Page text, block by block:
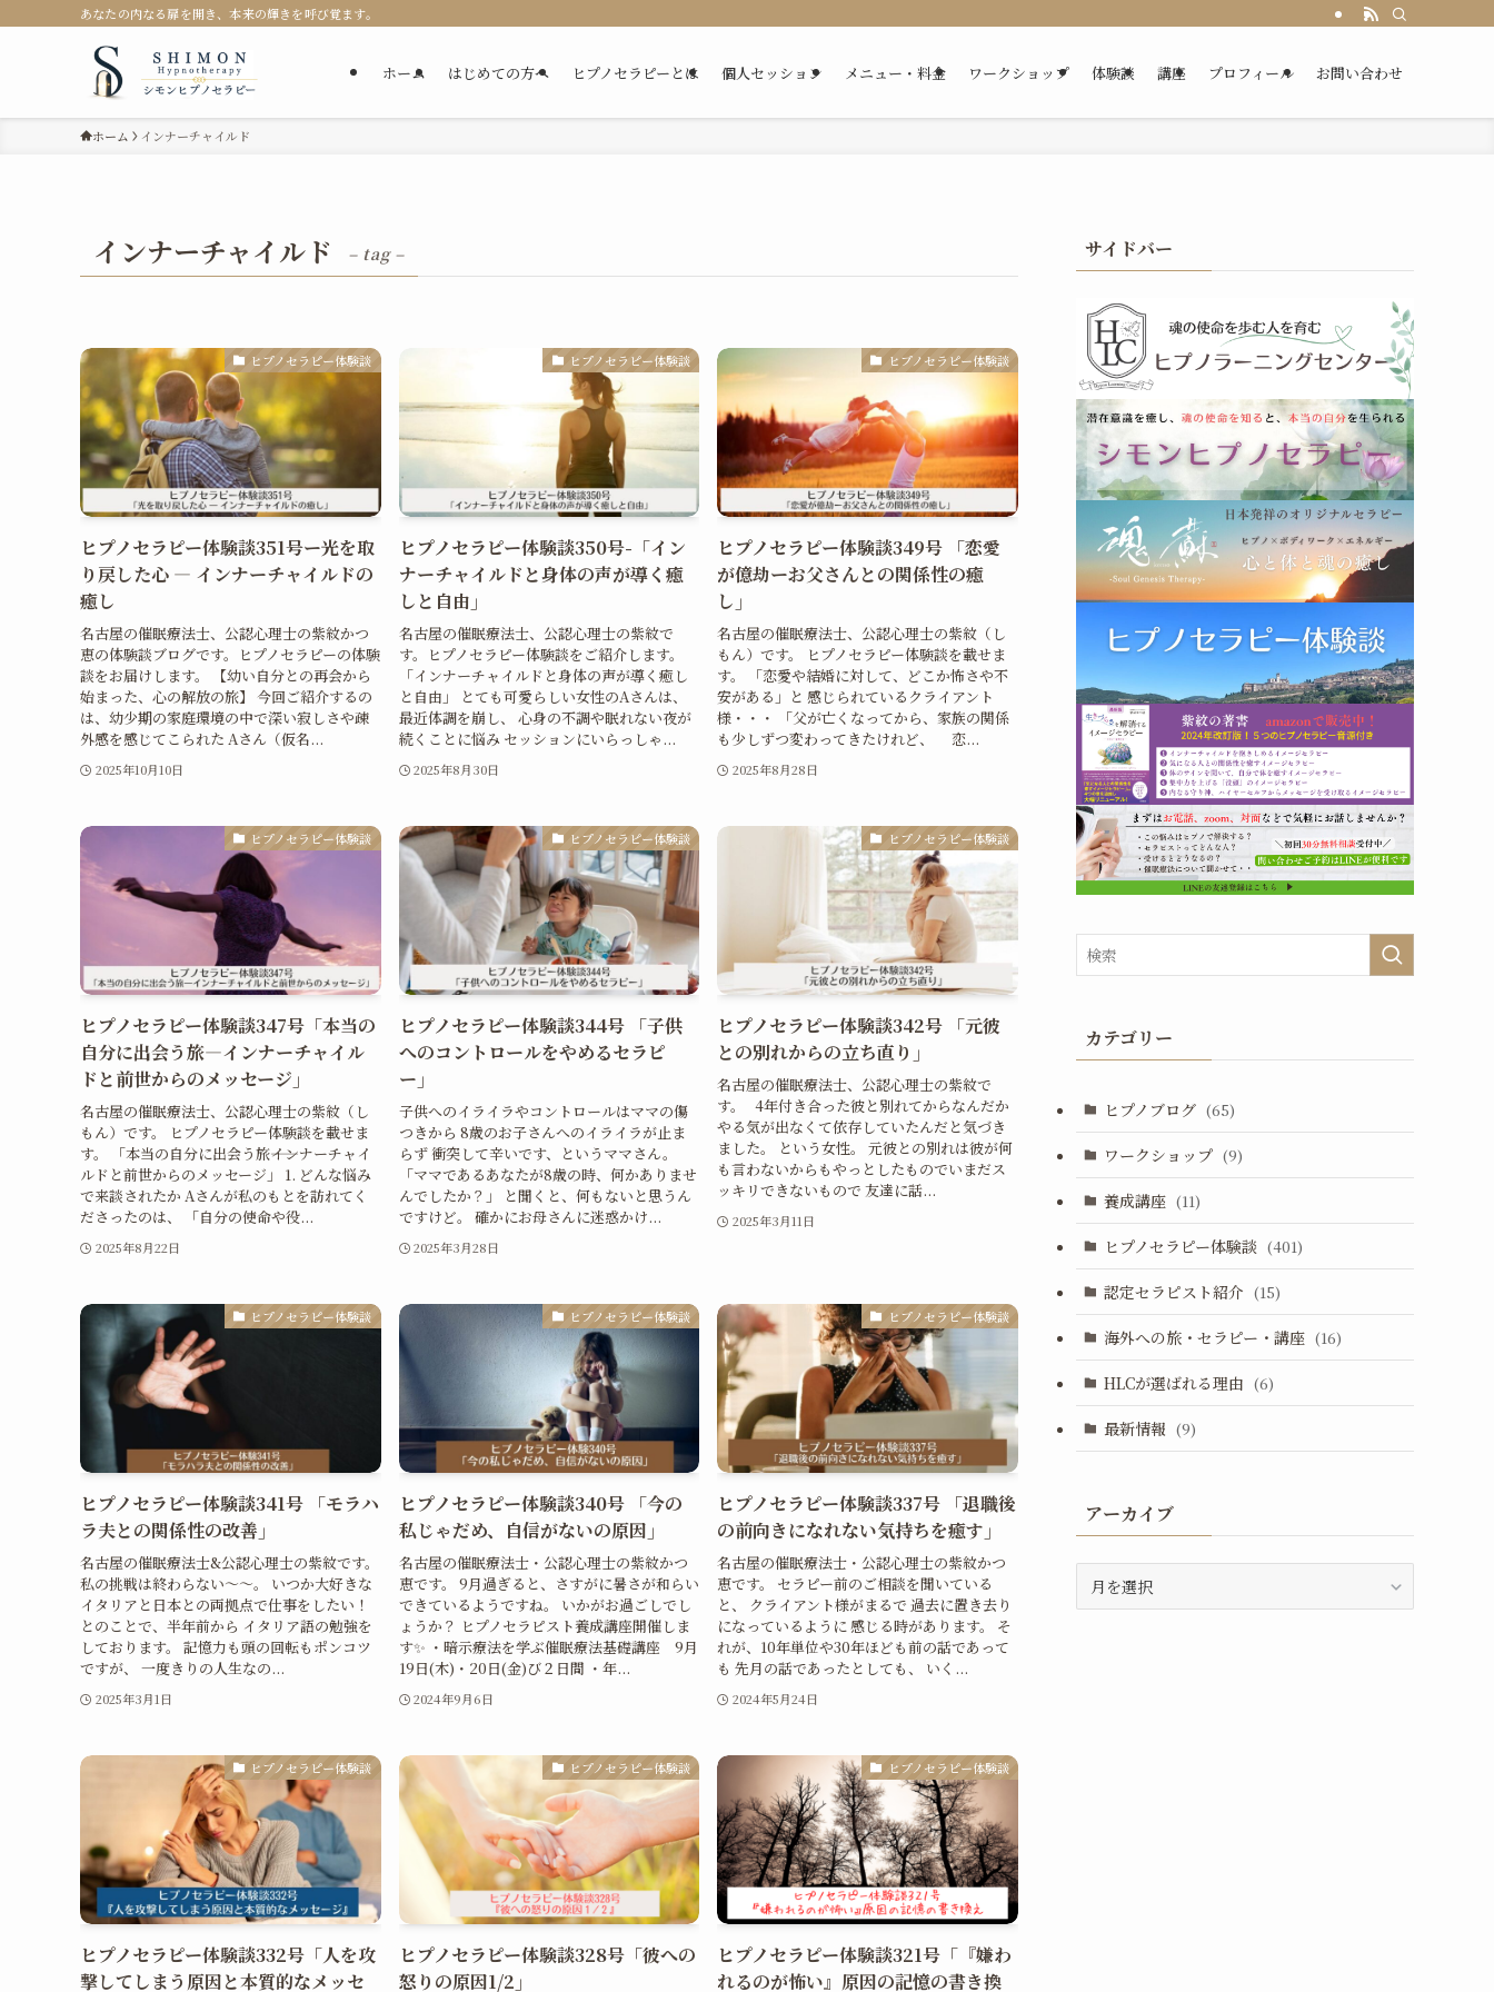
あなたの内なる扉を開き、本来の輝きを呼び覚ます。
ホーム はじめての方へ ヒプノセラピーとは 個人セッション メニュー・料金 ワークショップ 体験談 講座 プロフィール お問い合わせ
ホーム インナーチャイルド
インナーチャイルド – tag –
ヒプノセラピー体験談
ヒプノセラピー体験談351号ー光を取
り戻した心 ― インナーチャイルドの
癒し
名古屋の催眠療法士、公認心理士の紫紋かつ
恵の体験談ブログです。ヒプノセラピーの体験
談をお届けします。 【幼い自分との再会から
始まった、心の解放の旅】 今回ご紹介するの
は、幼少期の家庭環境の中で深い寂しさや疎
外感を感じてこられた Aさん（仮名...
2025年10月10日
ヒプノセラピー体験談
ヒプノセラピー体験談350号-「イン
ナーチャイルドと身体の声が導く癒
しと自由」
名古屋の催眠療法士、公認心理士の紫紋で
す。ヒプノセラピー体験談をご紹介します。
「インナーチャイルドと身体の声が導く癒し
と自由」 とても可愛らしい女性のAさんは、
最近体調を崩し、 心身の不調や眠れない夜が
続くことに悩み セッションにいらっしゃ...
2025年8月30日
ヒプノセラピー体験談
ヒプノセラピー体験談349号 「恋愛
が億劫ーお父さんとの関係性の癒
し」
名古屋の催眠療法士、公認心理士の紫紋（し
もん）です。 ヒプノセラピー体験談を載せま
す。 「恋愛や結婚に対して、どこか怖さや不
安がある」と 感じられているクライアント
様・・・ 「父が亡くなってから、家族の関係
も少しずつ変わってきたけれど、 恋...
2025年8月28日
ヒプノセラピー体験談
ヒプノセラピー体験談347号「本当の
自分に出会う旅―インナーチャイル
ドと前世からのメッセージ」
名古屋の催眠療法士、公認心理士の紫紋（し
もん）です。 ヒプノセラピー体験談を載せま
す。 「本当の自分に出会う旅――インナーチャイ
ルドと前世からのメッセージ」 1. どんな悩み
で来談されたか Aさんが私のもとを訪れてく
ださったのは、 「自分の使命や役...
2025年8月22日
ヒプノセラピー体験談
ヒプノセラピー体験談344号 「子供
へのコントロールをやめるセラピ
ー」
子供へのイライラやコントロールはママの傷
つきから 8歳のお子さんへのイライラが止ま
らず 衝突して辛いです、というママさん。
「ママであるあなたが8歳の時、何かありませ
んでしたか？」 と聞くと、何もないと思うん
ですけど。 確かにお母さんに迷惑かけ...
2025年3月28日
ヒプノセラピー体験談
ヒプノセラピー体験談342号 「元彼
との別れからの立ち直り」
名古屋の催眠療法士、公認心理士の紫紋で
す。 4年付き合った彼と別れてからなんだか
やる気が出なくて依存していたんだと気づき
ました。 という女性。 元彼との別れは彼が何
も言わないからもやっとしたものでいまだス
ッキリできないもので 友達に話...
2025年3月11日
ヒプノセラピー体験談
ヒプノセラピー体験談341号 「モラハ
ラ夫との関係性の改善」
名古屋の催眠療法士&公認心理士の紫紋です。
私の挑戦は終わらない〜〜。 いつか大好きな
イタリアと日本との両拠点で仕事をしたい！
とのことで、半年前から イタリア語の勉強を
しております。 記憶力も頭の回転もポンコツ
ですが、 一度きりの人生なの...
2025年3月1日
ヒプノセラピー体験談
ヒプノセラピー体験談340号 「今の
私じゃだめ、自信がないの原因」
名古屋の催眠療法士・公認心理士の紫紋かつ
恵です。 9月過ぎると、さすがに暑さが和らい
できているようですね。 いかがお過ごしでし
ょうか？ ヒプノセラピスト養成講座開催しま
す✨ ・暗示療法を学ぶ催眠療法基礎講座 9月
19日(木)・20日(金)び２日間 ・年...
2024年9月6日
ヒプノセラピー体験談
ヒプノセラピー体験談337号 「退職後
の前向きになれない気持ちを癒す」
名古屋の催眠療法士・公認心理士の紫紋かつ
恵です。 セラピー前のご相談を聞いている
と、 クライアント様がまるで 過去に置き去り
になっているように 感じる時があります。 そ
れが、10年単位や30年ほども前の話であって
も 先月の話であったとしても、 いく...
2024年5月24日
ヒプノセラピー体験談
ヒプノセラピー体験談332号「人を攻
撃してしまう原因と本質的なメッセ
ヒプノセラピー体験談
ヒプノセラピー体験談328号「彼への
怒りの原因1/2」
ヒプノセラピー体験談
ヒプノセラピー体験談321号「『嫌わ
れるのが怖い』原因の記憶の書き換
サイドバー
カテゴリー
ヒプノブログ (65)
ワークショップ (9)
養成講座 (11)
ヒプノセラピー体験談 (401)
認定セラピスト紹介 (15)
海外への旅・セラピー・講座 (16)
HLCが選ばれる理由 (6)
最新情報 (9)
アーカイブ